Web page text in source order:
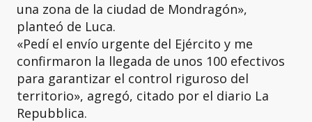
una zona de la ciudad de Mondragón»,
planteó de Luca.
«Pedí el envío urgente del Ejército y me
confirmaron la llegada de unos 100 efectivos
para garantizar el control riguroso del
territorio», agregó, citado por el diario La
Repubblica.